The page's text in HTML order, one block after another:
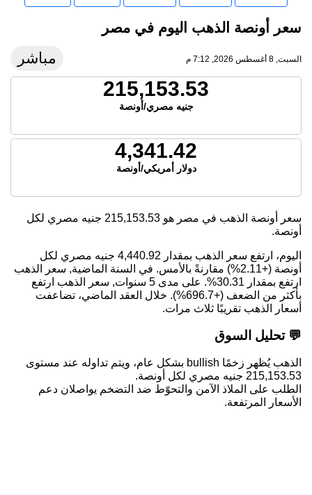
سعر أونصة الذهب اليوم في مصر
السبت, 8 أغسطس 2026, 7:12 م مباشر
215,153.53
جنيه مصري/أونصة
4,341.42
دولار أمريكي/أونصة
سعر أونصة الذهب في مصر هو 215,153.53 جنيه مصري لكل
أونصة.
اليوم، ارتفع سعر الذهب بمقدار 4,440.92 جنيه مصري لكل
أونصة (+2.11%) مقارنةً بالأمس. في السنة الماضية, سعر الذهب
ارتفع بمقدار 30.31%. على مدى 5 سنوات, سعر الذهب ارتفع
بأكثر من الضعف (+696.7%). خلال العقد الماضي، تضاعفت
أسعار الذهب تقريبًا ثلاث مرات.
💬 تحليل السوق
الذهب يُظهر زخمًا bullish بشكل عام، ويتم تداوله عند مستوى
215,153.53 جنيه مصري لكل أونصة.
الطلب على الملاذ الآمن والتحوّط ضد التضخم يواصلان دعم
الأسعار المرتفعة.